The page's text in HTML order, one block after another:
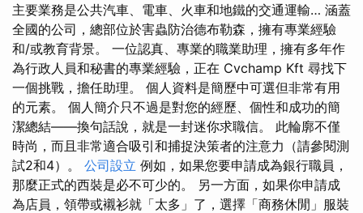
主要業務是公共汽車、電車、火車和地鐵的交通運輸… 涵蓋
全國的公司，總部位於害蟲防治德布勒森，擁有專業經驗
和/或教育背景。 一位認真、專業的職業助理，擁有多年作
為行政人員和秘書的專業經驗，正在 Cvchamp Kft 尋找下
一個挑戰，擔任助理。 個人資料是簡歷中可選但非常有用
的元素。 個人簡介只不過是對您的經歷、個性和成功的簡
潔總結——換句話說，就是一封迷你求職信。 此輪廓不僅
時尚，而且非常適合吸引和捕捉決策者的注意力（請參閱測
試2和4）。 公司設立 例如，如果您要申請成為銀行職員，
那麼正式的西裝是必不可少的。 另一方面，如果你申請成
為店員，領帶或襯衫就「太多」了，選擇「商務休閒」服裝